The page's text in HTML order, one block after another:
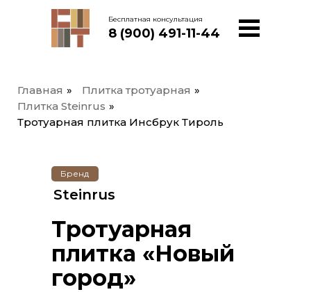
Бесплатная консультация
8 (900) 491-11-44
Главная » Плитка тротуарная »
Плитка Steinrus »
Тротуарная плитка Инсбрук Тироль
Тротуарная
плитка «Новый
город»
Steinrus
Бренд